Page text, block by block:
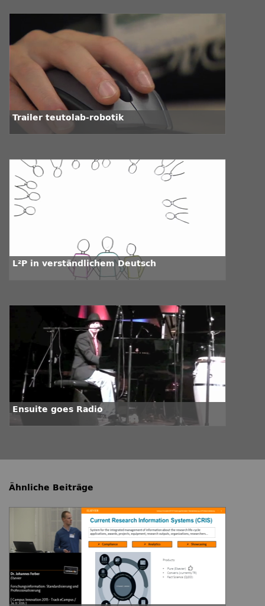
Trailer teutolab-robotik
L²P in verständlichem Deutsch
Ensuite goes Radio
Ähnliche Beiträge